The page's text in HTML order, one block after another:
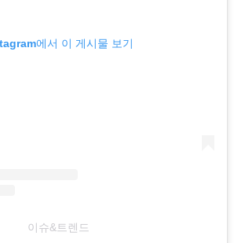
에서 이 게시물 보기
이슈&트렌드